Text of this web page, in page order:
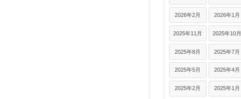
2026年2月 2026年1月
2025年11月 2025年10月
2025年8月 2025年7月
2025年5月 2025年4月
2025年2月 2025年1月